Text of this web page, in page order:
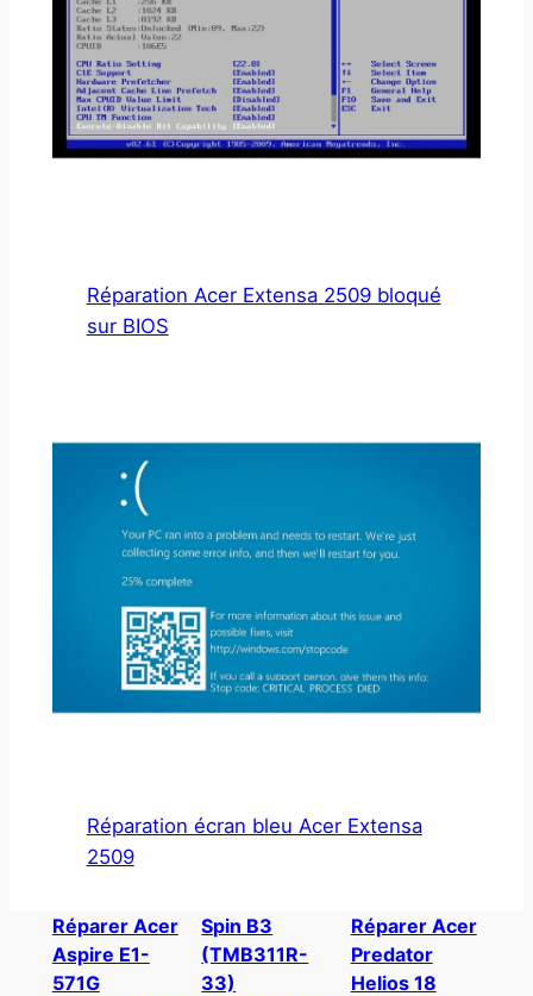
Réparation Acer Extensa 2509 bloqué
sur BIOS
Réparation écran bleu Acer Extensa
2509
Réparer Acer
Aspire E1-
571G
Spin B3
(TMB311R-
33)
Réparer Acer
Predator
Helios 18